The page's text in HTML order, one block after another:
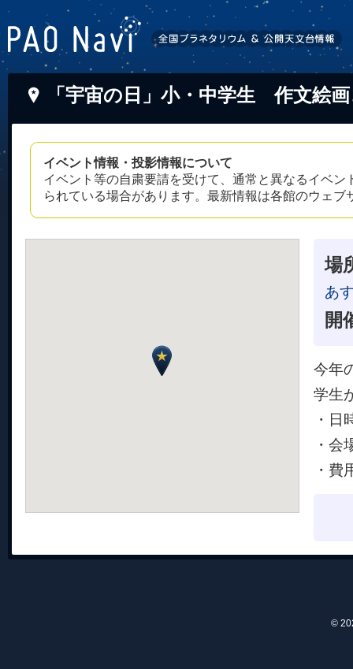
「宇宙の日」小・中学生 作文絵
イベント情報・投影情報について
イベント等の自粛要請を受けて、通常と異なるイベ
られている場合があります。最新情報は各館のウェ
場
あ
開
今年
学生
・
・
・費
©